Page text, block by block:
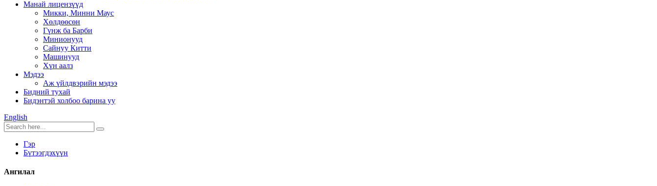
Манай лицензүүд
Микки, Минни Маус
Хөлдөөсөн
Гүнж ба Барби
Минионууд
Сайнуу Китти
Машинууд
Хүн аалз
Мэдээ
Аж үйлдвэрийн мэдээ
Бидний тухай
Бидэнтэй холбоо барина уу
English
Гэр
Бүтээгдэхүүн
Ангилал